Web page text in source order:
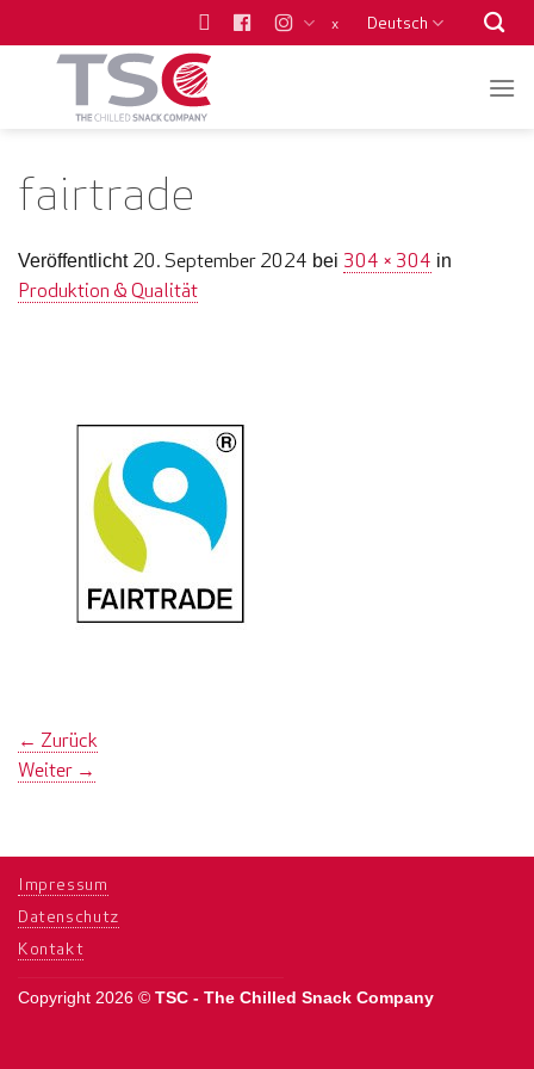
Inhalt
x Deutsch
fairtrade
Veröffentlicht 20. September 2024 bei 304 × 304 in
Produktion & Qualität
← Zurück
Weiter →
Impressum
Datenschutz
Kontakt
Copyright 2026 © TSC - The Chilled Snack Company